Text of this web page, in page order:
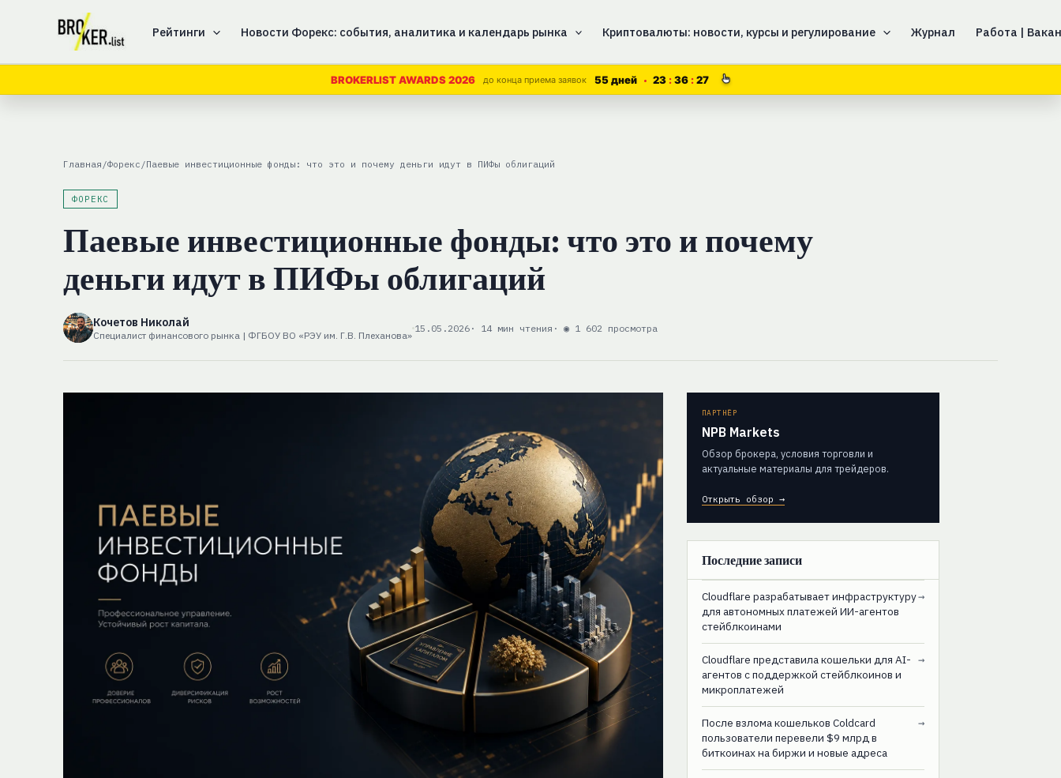
содержимому
Рейтинги Новости Форекс: события, аналитика и календарь рынка Криптовалюты: новости, курсы и регулирование Журнал Работа |
BROKERLIST AWARDS 2026 до конца приема заявок 55 дней 23 36 26
Главная /Форекс /Паевые инвестиционные фонды: что это и почему деньги идут в ПИФы облигаций
ФОРЕКС
Паевые инвестиционные фонды: что это и почему
деньги идут в ПИФы облигаций
Кочетов Николай
Специалист финансового рынка | ФГБОУ ВО «РЭУ им. Г.В. Плеханова»
15.05.2026 · 14 мин чтения · ◉ 1 602 просмотра
ПАРТНЁР
NPB Markets
Обзор брокера, условия торговли и
актуальные материалы для трейдеров.
Открыть обзор →
Последние записи
Cloudflare разрабатывает инфраструктуру
для автономных платежей ИИ-агентов
стейблкоинами
→
Cloudflare представила кошельки для AI-
агентов с поддержкой стейблкоинов и
микроплатежей
→
После взлома кошельков Coldcard
пользователи перевели $9 млрд в
биткоинах на биржи и новые адреса
→